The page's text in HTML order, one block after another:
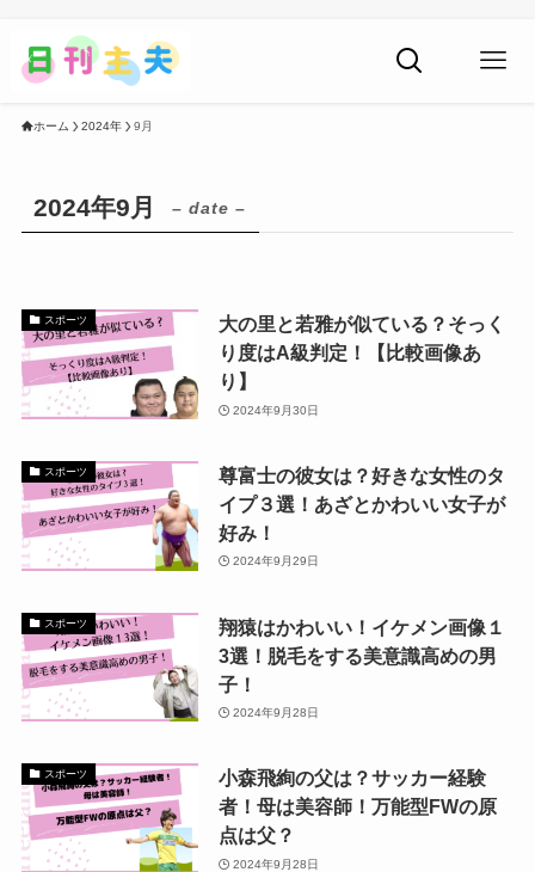
ホーム 2024年 9月
2024年9月 – date –
スポーツ
大の里と若雅が似ている？そっく
り度はA級判定！【比較画像あ
り】
2024年9月30日
スポーツ
尊富士の彼女は？好きな女性のタ
イプ３選！あざとかわいい女子が
好み！
2024年9月29日
スポーツ
翔猿はかわいい！イケメン画像１
3選！脱毛をする美意識高めの男
子！
2024年9月28日
スポーツ
小森飛絢の父は？サッカー経験
者！母は美容師！万能型FWの原
点は父？
2024年9月28日